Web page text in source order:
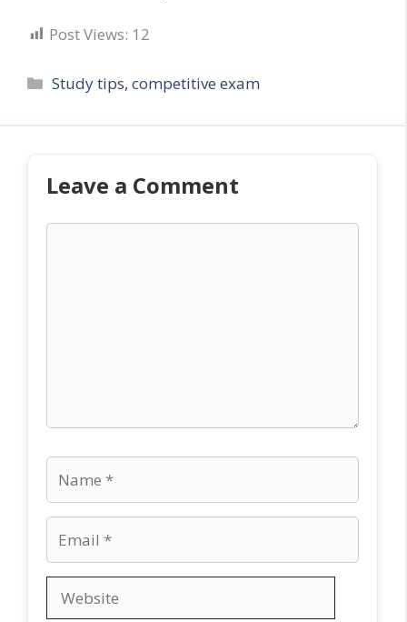
Post Views: 12
Categories
Study tips, competitive exam
Leave a Comment